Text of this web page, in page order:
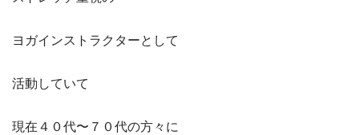
ヨガインストラクターとして
活動していて
現在４０代〜７０代の方々に